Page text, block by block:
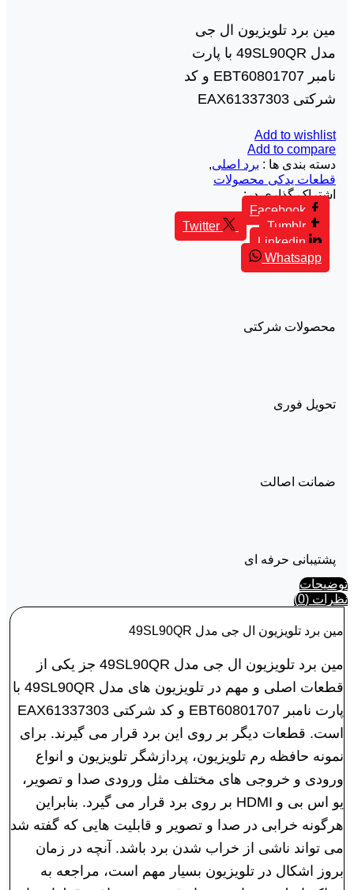
مین برد تلویزیون ال جی
مدل 49SL90QR با پارت
نامبر EBT60801707 و کد
شرکتی EAX61337303
Add to wishlist
Add to compare
دسته بندی ها : برد اصلی,
قطعات یدکی محصولات
اشتراک گذاری در:
Facebook
Twitter
Tumblr
Linkedin
Whatsapp
محصولات شرکتی
تحویل فوری
ضمانت اصالت
پشتیبانی حرفه ای
توضیحات
نظرات (0)
مین برد تلویزیون ال جی مدل 49SL90QR
مین برد تلویزیون ال جی مدل 49SL90QR جز یکی از
قطعات اصلی و مهم در تلویزیون های مدل 49SL90QR با
پارت نامبر EBT60801707 و کد شرکتی EAX61337303
است. قطعات دیگر بر روی این برد قرار می گیرند. برای
نمونه حافظه رم تلویزیون، پردازشگر تلویزیون و انواع
ورودی و خروجی های مختلف مثل ورودی صدا و تصویر،
یو اس بی و HDMI بر روی برد قرار می گیرد. بنابراین
هرگونه خرابی در صدا و تصویر و قابلیت هایی که گفته شد
می تواند ناشی از خراب شدن برد باشد. آنچه در زمان
بروز اشکال در تلویزیون بسیار مهم است، مراجعه به